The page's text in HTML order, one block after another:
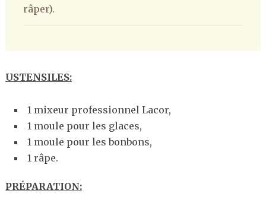
râper).
USTENSILES:
1 mixeur professionnel Lacor,
1 moule pour les glaces,
1 moule pour les bonbons,
1 râpe.
PRÉPARATION: